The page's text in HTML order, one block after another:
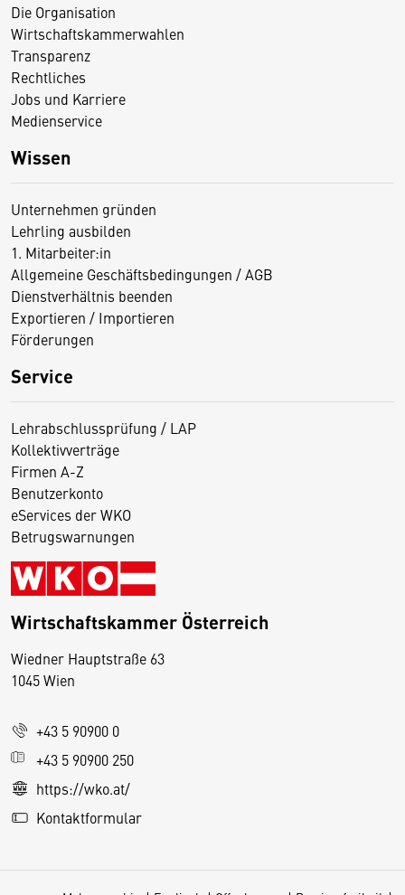
Die Organisation
Wirtschaftskammerwahlen
Transparenz
Rechtliches
Jobs und Karriere
Medienservice
Wissen
Unternehmen gründen
Lehrling ausbilden
1. Mitarbeiter:in
Allgemeine Geschäftsbedingungen / AGB
Dienstverhältnis beenden
Exportieren / Importieren
Förderungen
Service
Lehrabschlussprüfung / LAP
Kollektivverträge
Firmen A-Z
Benutzerkonto
eServices der WKO
Betrugswarnungen
Wirtschaftskammer Österreich
Wiedner Hauptstraße 63
1045 Wien
+43 5 90900 0
+43 5 90900 250
https://wko.at/
Kontaktformular
D
s
e
S
e